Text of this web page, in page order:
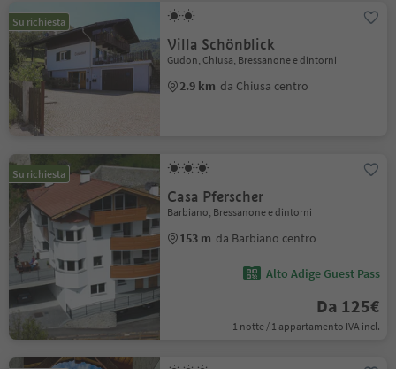
Su richiesta
Villa Schönblick
Gudon, Chiusa, Bressanone e dintorni
2.9 km da Chiusa centro
Su richiesta
Casa Pferscher
Barbiano, Bressanone e dintorni
153 m da Barbiano centro
Alto Adige Guest Pass
Da 125€
1 notte / 1 appartamento IVA incl.